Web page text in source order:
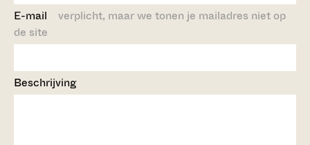
E-mail verplicht, maar we tonen je mailadres niet op
de site
Beschrijving